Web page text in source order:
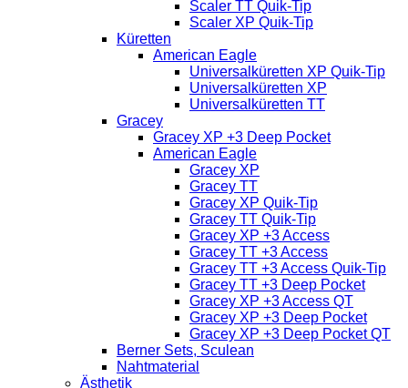
Scaler TT Quik-Tip
Scaler XP Quik-Tip
Küretten
American Eagle
Universalküretten XP Quik-Tip
Universalküretten XP
Universalküretten TT
Gracey
Gracey XP +3 Deep Pocket
American Eagle
Gracey XP
Gracey TT
Gracey XP Quik-Tip
Gracey TT Quik-Tip
Gracey XP +3 Access
Gracey TT +3 Access
Gracey TT +3 Access Quik-Tip
Gracey TT +3 Deep Pocket
Gracey XP +3 Access QT
Gracey XP +3 Deep Pocket
Gracey XP +3 Deep Pocket QT
Berner Sets, Sculean
Nahtmaterial
Ästhetik